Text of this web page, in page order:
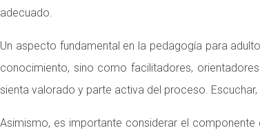
adecuado.
Un aspecto fundamental en la pedagogía para
conocimiento, sino como facilitadores,
sienta valorado y parte activa del proceso.
Asimismo, es importante considerar el